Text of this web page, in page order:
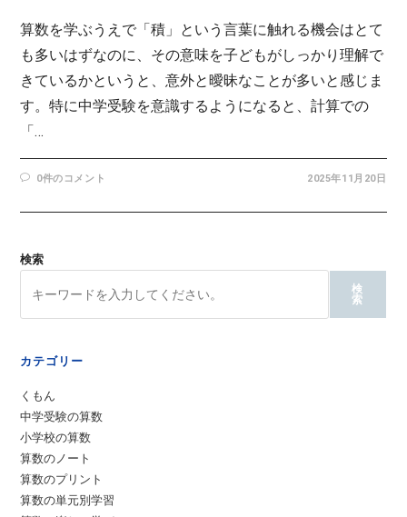
算数を学ぶうえで「積」という言葉に触れる機会はとて
も多いはずなのに、その意味を子どもがしっかり理解で
きているかというと、意外と曖昧なことが多いと感じま
す。特に中学受験を意識するようになると、計算での
「…
0件のコメント 2025年11月20日
検索
検
索
カテゴリー
くもん
中学受験の算数
小学校の算数
算数のノート
算数のプリント
算数の単元別学習